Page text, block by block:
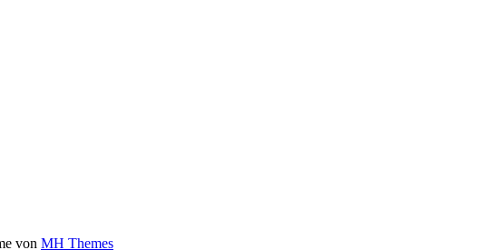
von MH Themes